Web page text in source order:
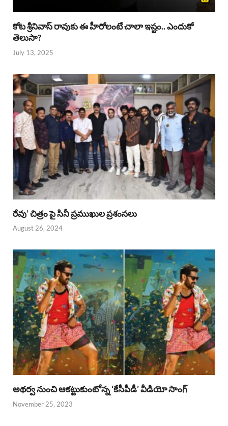
కోట శ్రీనివాస్ రావుకు ఈ హీరోలంటే చాలా ఇష్టం.. ఎందుకో
తెలుసా?
July 13, 2025
రేవు’ చిత్రం పై సినీ ప్రముఖుల ప్రశంసలు
August 26, 2024
అథర్వ నుంచి ఆకట్టుకుంటోన్న ‘కేసీపీడీ’ వీడియో సాంగ్
November 25, 2023